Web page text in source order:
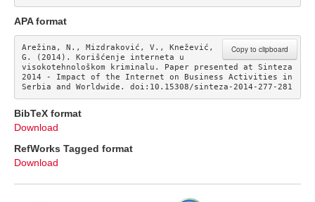
APA format
Copy to clipboard
Arežina, N., Mizdraković, V., Knežević,
G. (2014). Korišćenje interneta u
visokotehnološkom kriminalu. Paper presented at Sinteza
2014 - Impact of the Internet on Business Activities in
Serbia and Worldwide. doi:10.15308/sinteza-2014-277-281
BibTeX format
Download
RefWorks Tagged format
Download